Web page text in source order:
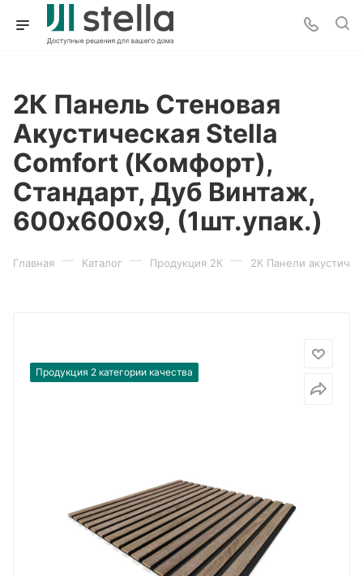
2К Панель Стеновая
Акустическая Stella
Comfort (Комфорт),
Стандарт, Дуб Винтаж,
600х600х9, (1шт.упак.)
Главная — Каталог — Продукция 2К — 2К Панели
Продукция 2 категории качества